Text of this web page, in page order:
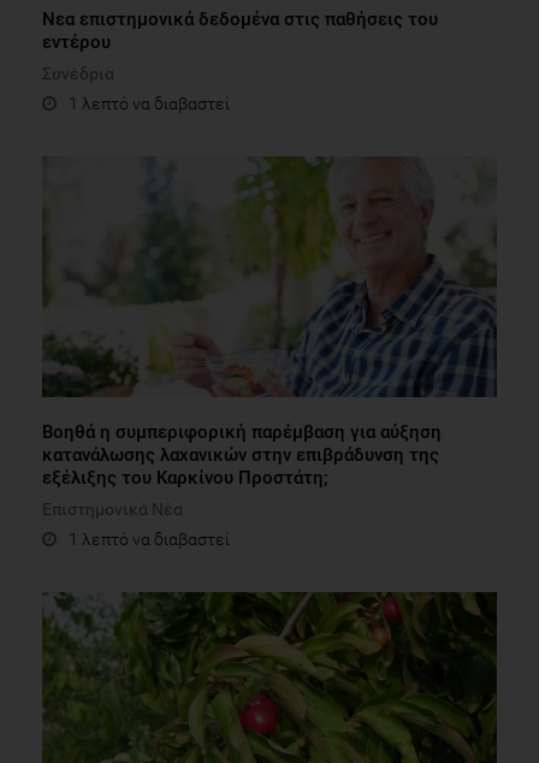
Νεα επιστημονικά δεδομένα στις παθήσεις του
εντέρου
Συνέδρια
1 λεπτό να διαβαστεί
Βοηθά η συμπεριφορική παρέμβαση για αύξηση
κατανάλωσης λαχανικών στην επιβράδυνση της
εξέλιξης του Καρκίνου Προστάτη;
Επιστημονικά Νέα
1 λεπτό να διαβαστεί